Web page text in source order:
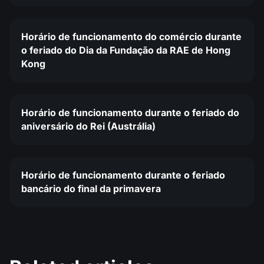
Horário de funcionamento do comércio durante
o feriado do Dia da Fundação da RAE de Hong
Kong
Horário de funcionamento durante o feriado do
aniversário do Rei (Austrália)
Horário de funcionamento durante o feriado
bancário do final da primavera